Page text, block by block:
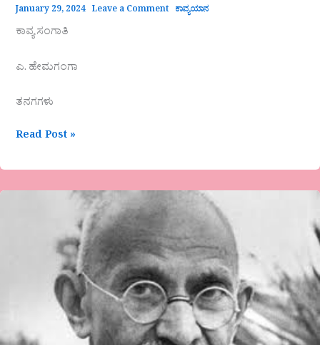
January 29, 2024 Leave a Comment ಕಾವ್ಯಯಾನ
ಕಾವ್ಯ ಸಂಗಾತಿ
ಎ. ಹೇಮಗಂಗಾ
ತನಗಗಳು
Read Post »
ಸಾವಳಸಂಗ-